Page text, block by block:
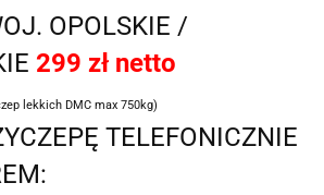
OPOLSKIE /
299 zł netto
lekkich DMC max 750kg)
TELEFONICZNIE